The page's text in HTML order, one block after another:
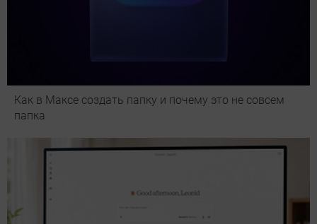
Как в Максе создать папку и почему это не совсем
папка